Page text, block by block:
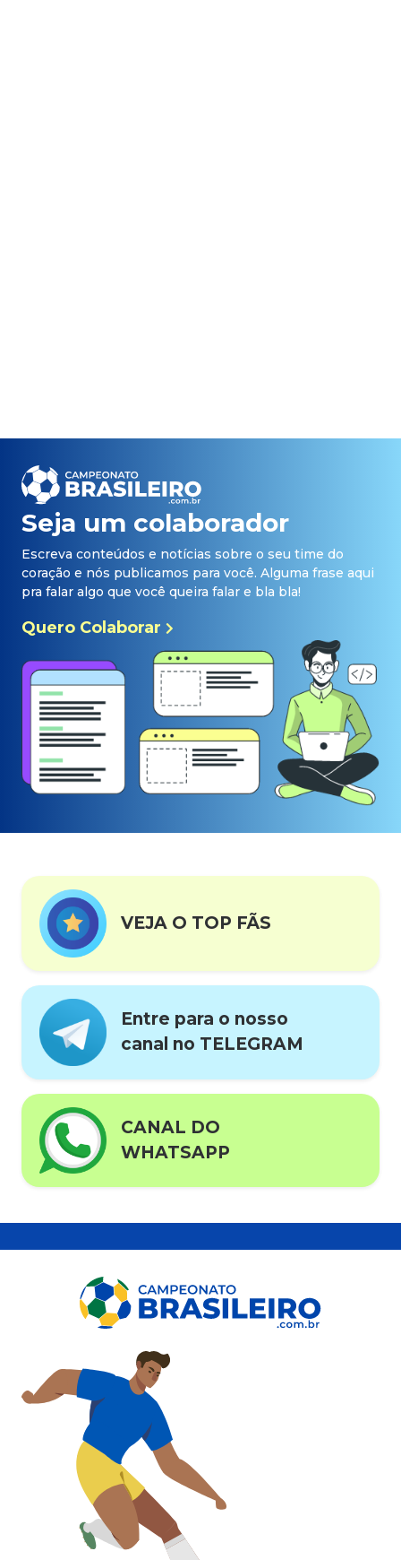
Seja um colaborador
Escreva conteúdos e notícias sobre o seu time do
coração e nós publicamos para você. Alguma frase aqui
pra falar algo que você queira falar e bla bla!
Quero Colaborar
VEJA O TOP FÃS
Entre para o nosso
canal no TELEGRAM
CANAL DO
WHATSAPP